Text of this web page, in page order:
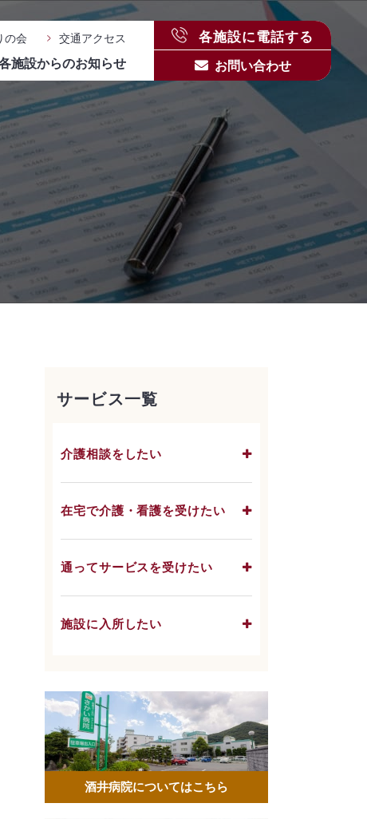
の会 交通アクセス
施設からのお知らせ
各施設に電話する
お問い合わせ
サービス一覧
介護相談をしたい
在宅で介護・看護を受けたい
通ってサービスを受けたい
施設に入所したい
酒井病院についてはこちら